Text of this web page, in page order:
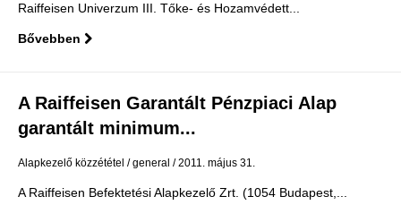
Raiffeisen Univerzum III. Tőke- és Hozamvédett...
Bővebben
A Raiffeisen Garantált Pénzpiaci Alap
garantált minimum...
Alapkezelő közzététel general 2011. május 31.
A Raiffeisen Befektetési Alapkezelő Zrt. (1054 Budapest,...